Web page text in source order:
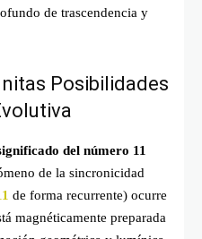
de trascendencia y
Posibilidades
del número 11
de la sincronicidad
de forma recurrente) ocurre
magnéticamente preparada